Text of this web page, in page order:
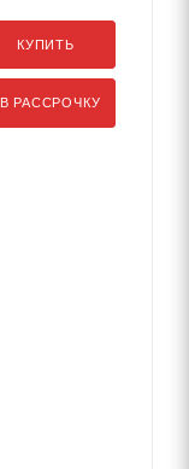
КУПИТЬ
В РАССРОЧКУ